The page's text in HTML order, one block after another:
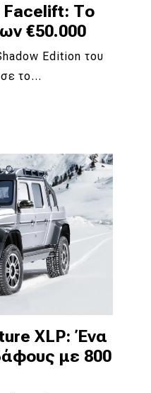
Facelift: Το
€50.000
Edition του
το…
XLP: Ένα
με 800